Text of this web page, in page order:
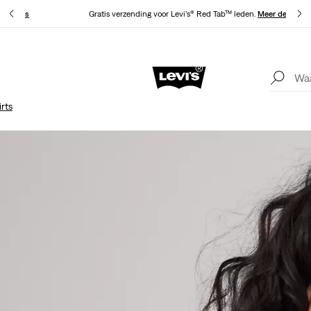
details Gratis verzending voor Levi’s® Red Tab™ leden.Meer details
Update verzend- en retourbeleidMeer details